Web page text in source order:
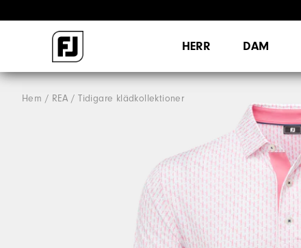
HERR DAM
Hem REA Tidigare klädkollektioner